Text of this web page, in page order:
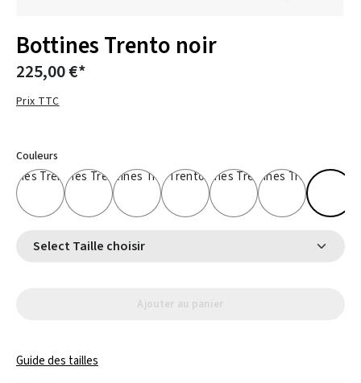
Bottines Trento noir
225,00 €*
Prix TTC
Couleurs
Select Taille choisir
Ajouter au panier
Guide des tailles